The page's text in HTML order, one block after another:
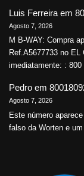
Luis Ferreira em
Agosto 7, 2026
M B-WAY: Compra
Ref.A5677733 no
imediatamente: : 800
Pedro em
Agosto 7, 2026
Este número
falso da Worten e